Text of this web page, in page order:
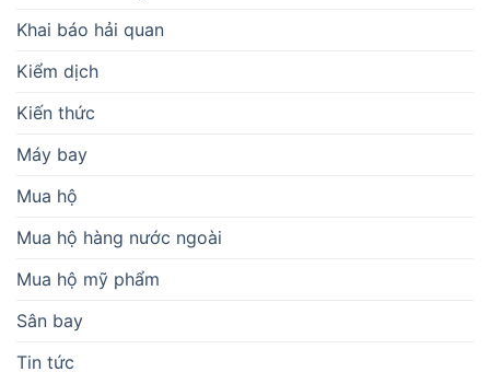
Khai báo hải quan
Kiểm dịch
Kiến thức
Máy bay
Mua hộ
Mua hộ hàng nước ngoài
Mua hộ mỹ phẩm
Sân bay
Tin tức